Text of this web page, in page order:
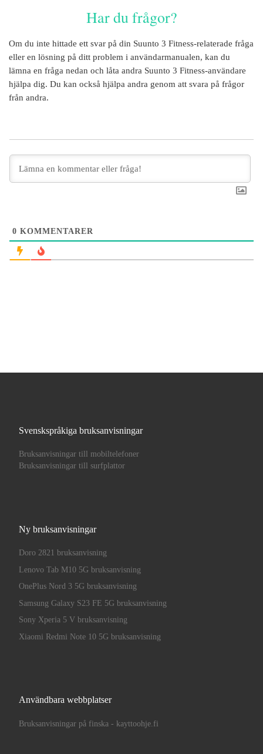
Har du frågor?
Om du inte hittade ett svar på din Suunto 3 Fitness-relaterade fråga
eller en lösning på ditt problem i användarmanualen, kan du
lämna en fråga nedan och låta andra Suunto 3 Fitness-användare
hjälpa dig. Du kan också hjälpa andra genom att svara på frågor
från andra.
0 KOMMENTARER
Svenskspråkiga bruksanvisningar
Bruksanvisningar till mobiltelefoner
Bruksanvisningar till surfplattor
Ny bruksanvisningar
Doro 2821 bruksanvisning
Lenovo Tab M10 5G bruksanvisning
OnePlus Nord 3 5G bruksanvisning
Samsung Galaxy S23 FE 5G bruksanvisning
Sony Xperia 5 V bruksanvisning
Xiaomi Redmi Note 10 5G bruksanvisning
Användbara webbplatser
Bruksanvisningar på finska - kayttoohje.fi